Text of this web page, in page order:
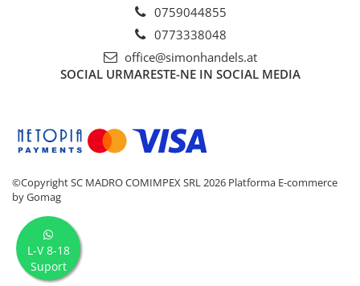
0759044855
0773338048
office@simonhandels.at
SOCIAL URMARESTE-NE IN SOCIAL MEDIA
©Copyright SC MADRO COMIMPEX SRL 2026 Platforma E-commerce
by Gomag
L-V 8-18
Suport